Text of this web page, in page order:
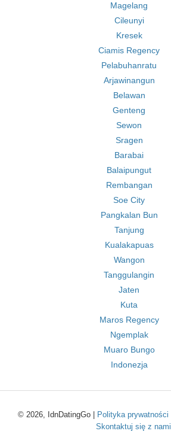
Magelang
Cileunyi
Kresek
Ciamis Regency
Pelabuhanratu
Arjawinangun
Belawan
Genteng
Sewon
Sragen
Barabai
Balaipungut
Rembangan
Soe City
Pangkalan Bun
Tanjung
Kualakapuas
Wangon
Tanggulangin
Jaten
Kuta
Maros Regency
Ngemplak
Muaro Bungo
Indonezja
© 2026, IdnDatingGo | Polityka prywatności
Skontaktuj się z nami